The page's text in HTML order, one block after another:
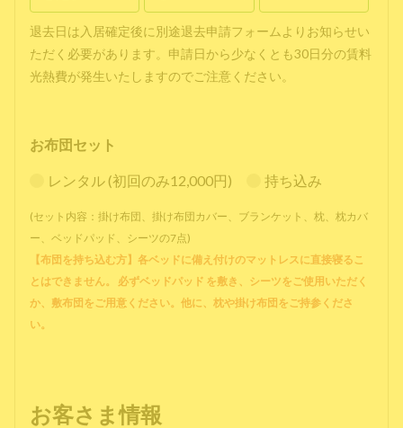
退去日は入居確定後に別途退去申請フォームよりお知らせい
ただく必要があります。申請日から少なくとも30日分の賃料
光熱費が発生いたしますのでご注意ください。
お布団セット
レンタル (初回のみ12,000円) 持ち込み
(セット内容：掛け布団、掛け布団カバー、ブランケット、枕、枕カバ
ー、ベッドパッド、シーツの7点)
【布団を持ち込む方】各ベッドに備え付けのマットレスに直接寝るこ
とはできません。 必ずベッドパッド を敷き、シーツをご使用いただく
か、敷布団をご用意ください。他に、枕や掛け布団をご持参くださ
い。
お客さま情報